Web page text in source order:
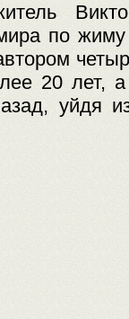
по
20 лет,
уйдя